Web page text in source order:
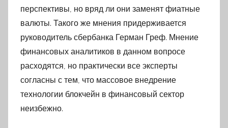
перспективы, но вряд ли они заменят фиатные
валюты. Такого же мнения придерживается
руководитель сбербанка Герман Греф. Мнение
финансовых аналитиков в данном вопросе
расходятся, но практически все эксперты
согласны с тем, что массовое внедрение
технологии блокчейн в финансовый сектор
неизбежно.